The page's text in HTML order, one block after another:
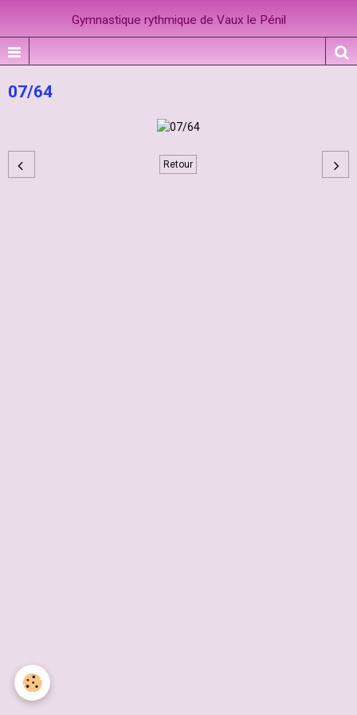
Gymnastique rythmique de Vaux le Pénil
07/64
Retour